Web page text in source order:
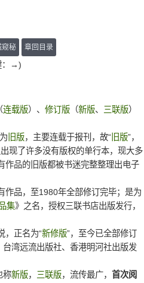
窥秘 章回目录
：→)
（连载版）、 修订版 （新版、 三联版）
旧版，主要连载于报刊，故“ 旧版”，
现了许多没有版权的单行本，现大多
作品的旧版都被书迷完整整理出电子
品，至1980年全部修订完毕；是为
集》之名，授权三联书店出版发行，
正名为“新修版”，至今已全部修订
湾远流出版社、香港明河社出版发
称新版， 三联版，流传最广， 首次阅